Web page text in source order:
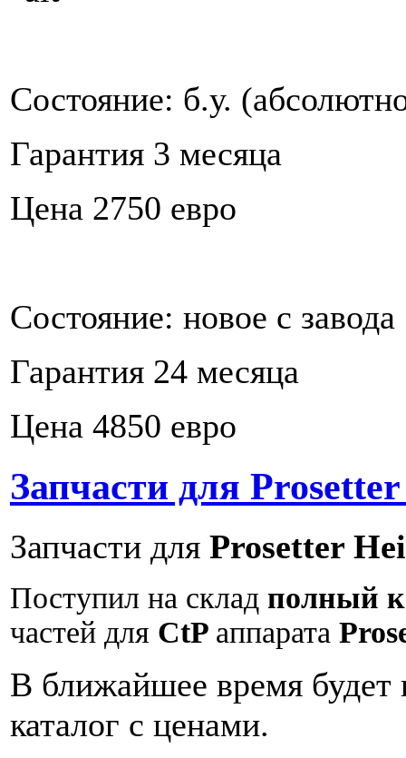
Состояние: б.у.
Гарантия 3 месяца
Цена 2750 евро
Состояние: новое с завода
Гарантия 24 месяца
Цена 4850 евро
Запчасти для
Запчасти для Prosetter
Поступил на склад полный
частей для CtP аппарата
В ближайшее время
каталог с ценами.